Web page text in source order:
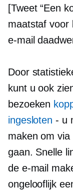
[Tweet “Een
maatstaf voor
e-mail
Door
kunt u ook
bezoeken
ingesloten - u
maken om
gaan. Snelle
de e-mail
ongelooflijk